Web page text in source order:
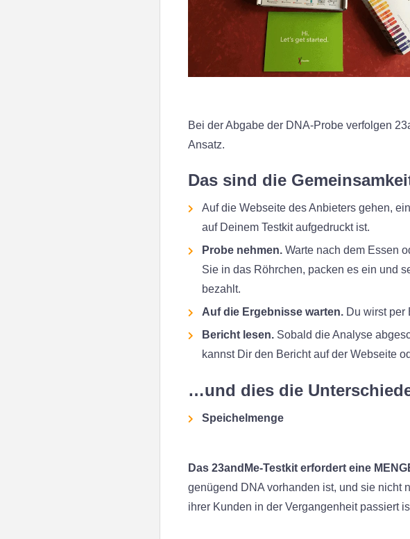
Bei der Abgabe der DNA-Probe verfolgen
Ansatz.
Das sind die
Auf die Webseite des Anbieters gehen,
auf Deinem Testkit aufgedruckt ist.
Probe nehmen. Warte nach dem Essen
Sie in das Röhrchen, packen es ein und
bezahlt.
Auf die Ergebnisse warten.Du wirst per
Bericht lesen. Sobald die Analyse
kannst Dir den Bericht auf der Webseite
…und dies die
Speichelmenge
Das 23andMe-Testkit erfordert eine
genügend DNA vorhanden ist, und sie nicht
ihrer Kunden in der Vergangenheit passiert